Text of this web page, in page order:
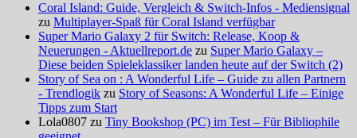
Coral Island: Guide, Vergleich & Switch-Infos - Mediensignal
zu Multiplayer-Spaß für Coral Island verfügbar
Super Mario Galaxy 2 für Switch: Release, Koop &
Neuerungen - Aktuellreport.de zu Super Mario Galaxy –
Diese beiden Spieleklassiker landen heute auf der Switch (2)
Story of Sea on : A Wonderful Life – Guide zu allen Partnern
- Trendlogik zu Story of Seasons: A Wonderful Life – Einige
Tipps zum Start
Lola0807 zu Tiny Bookshop (PC) im Test – Für Bibliophile